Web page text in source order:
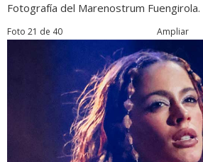
Fotografía del Marenostrum Fuengirola.
Foto 21 de 40 Ampliar